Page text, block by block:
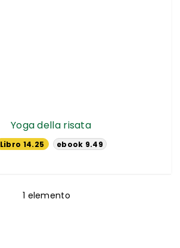
Yoga della risata
Libro 14.25
ebook 9.49
1 elemento